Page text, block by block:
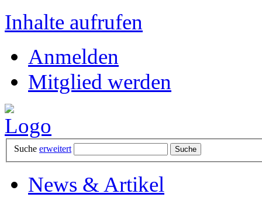
Inhalte aufrufen
Anmelden
Mitglied werden
Suche erweitert
News & Artikel